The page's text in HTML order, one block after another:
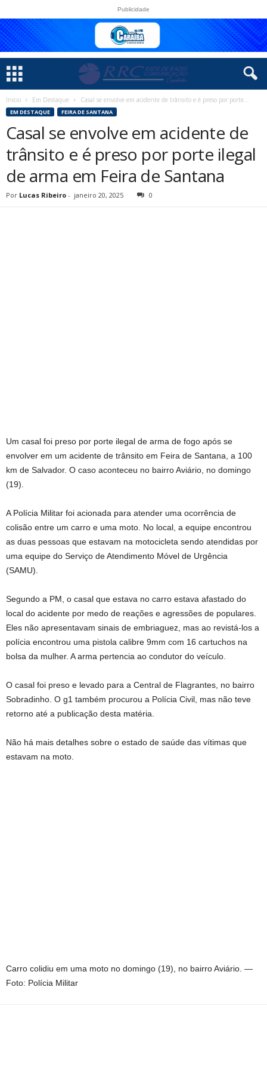
Publicidade
Início Em Destaque Casal se envolve em acidente de trânsito e é preso por porte...
EM DESTAQUE FEIRA DE SANTANA
Casal se envolve em acidente de
trânsito e é preso por porte ilegal
de arma em Feira de Santana
Por Lucas Ribeiro - janeiro 20, 2025 0
Um casal foi preso por porte ilegal de arma de fogo após se
envolver em um acidente de trânsito em Feira de Santana, a 100
km de Salvador. O caso aconteceu no bairro Aviário, no domingo
(19).
A Polícia Militar foi acionada para atender uma ocorrência de
colisão entre um carro e uma moto. No local, a equipe encontrou
as duas pessoas que estavam na motocicleta sendo atendidas por
uma equipe do Serviço de Atendimento Móvel de Urgência
(SAMU).
Segundo a PM, o casal que estava no carro estava afastado do
local do acidente por medo de reações e agressões de populares.
Eles não apresentavam sinais de embriaguez, mas ao revistá-los a
polícia encontrou uma pistola calibre 9mm com 16 cartuchos na
bolsa da mulher. A arma pertencia ao condutor do veículo.
O casal foi preso e levado para a Central de Flagrantes, no bairro
Sobradinho. O g1 também procurou a Polícia Civil, mas não teve
retorno até a publicação desta matéria.
Não há mais detalhes sobre o estado de saúde das vítimas que
estavam na moto.
Carro colidiu em uma moto no domingo (19), no bairro Aviário. —
Foto: Polícia Militar